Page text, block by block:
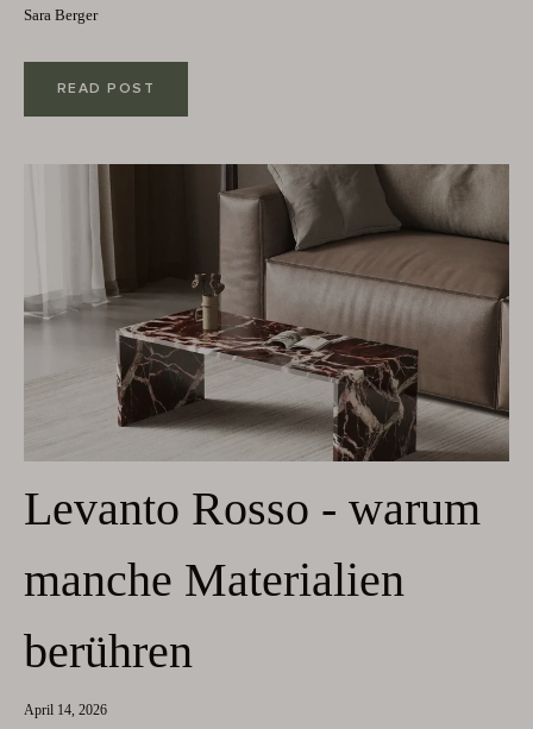
Sara Berger
READ POST
Levanto Rosso - warum
manche Materialien
berühren
April 14, 2026